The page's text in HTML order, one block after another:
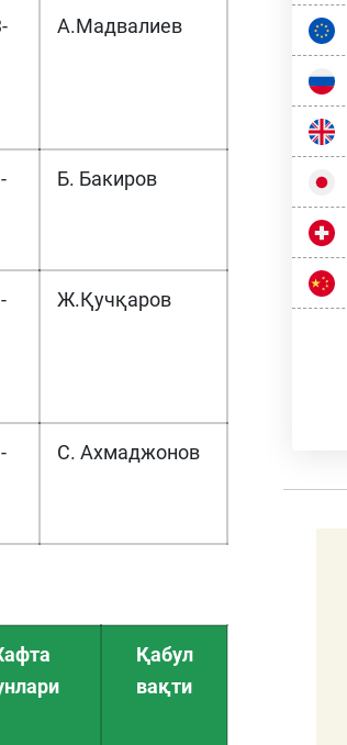
А.Мадвалиев
Б. Бакиров
Ж.Қучқаров
С. Ахмаджонов
Қабул
вақти